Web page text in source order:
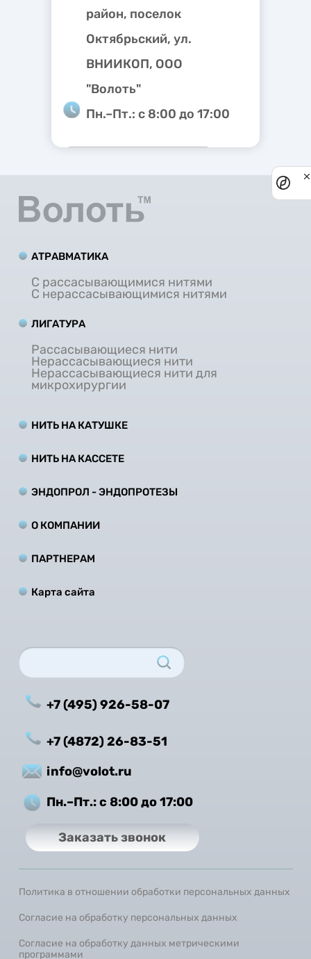
район, поселок
Октябрьский, ул.
ВНИИКОП, ООО
"Волоть"
Пн.–Пт.: с 8:00 до 17:00
АТРАВМАТИКА
С рассасывающимися нитями
С нерассасывающимися нитями
ЛИГАТУРА
Рассасывающиеся нити
Нерассасывающиеся нити
Нерассасывающиеся нити для
микрохирургии
НИТЬ НА КАТУШКЕ
НИТЬ НА КАCCЕТЕ
ЭНДОПРОЛ - ЭНДОПРОТЕЗЫ
О КОМПАНИИ
ПАРТНЕРАМ
Карта сайта
+7 (495) 926-58-07
+7 (4872) 26-83-51
info@volot.ru
Пн.–Пт.: с 8:00 до 17:00
Заказать звонок
Политика в отношении обработки персональных данных
Согласие на обработку персональных данных
Согласие на обработку данных метрическими
программами